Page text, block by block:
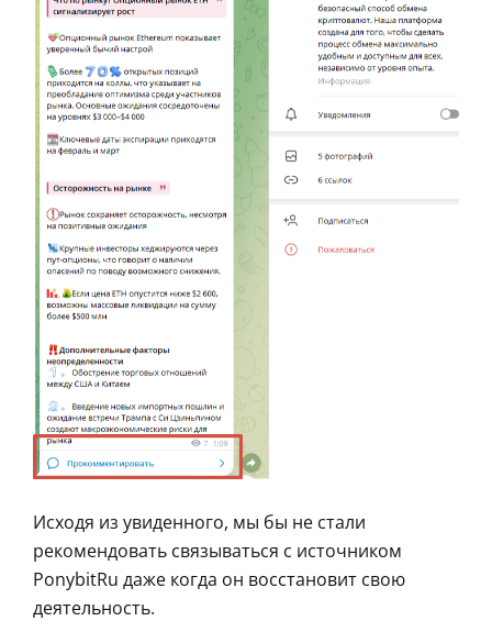
Исходя из увиденного, мы бы не стали
рекомендовать связываться с источником
PonybitRu даже когда он восстановит свою
деятельность.